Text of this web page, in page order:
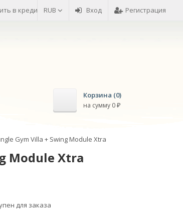
RUB Вход Регистрация
в кредит Возврат товара
Оплата товара
Корзина (0)
на сумму 0 ₽
Gym Villa + Swing Module Xtra
Module Xtra
для заказа